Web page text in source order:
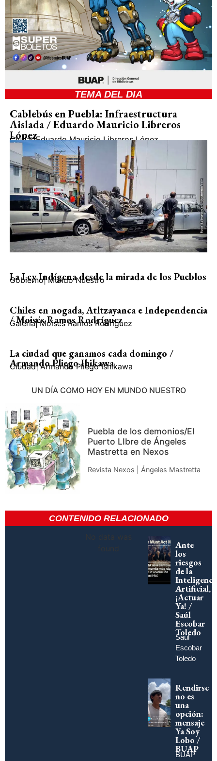
TEMA DEL DIA
Cablebús en Puebla: Infraestructura
Aislada / Eduardo Mauricio Libreros
López
CiudadEduardo Mauricio Libreros López
La Ley Indígena desde la mirada de los Pueblos
Gobierno| Mundo Nuestro
Chiles en nogada, Atltzayanca e Independencia
/ Moisés Ramos Rodríguez
Galería| Moisés Ramos Rodríguez
La ciudad que ganamos cada domingo /
Armando Pliego Ihikawa
Ciudad| Armando Pliego Ishikawa
UN DÍA COMO HOY EN MUNDO NUESTRO
Puebla de los demonios/El
Puerto LIbre de Ángeles
Mastretta en Nexos
Revista Nexos | Ángeles Mastretta
CONTENIDO RELACIONADO
No data was
found
Ante
los
riesgos
de la
Artificial,
¡Actuar
Ya! /
Saúl
Escobar
Toledo
Saúl
Escobar
Toledo
Rendirse
no es
una
opción:
mensaje
Ya Soy
Lobo /
BUAP
BUAP